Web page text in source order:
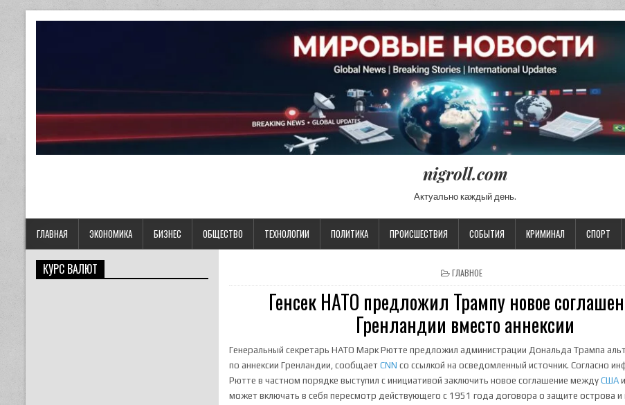
nigroll.com
Актуально каждый день.
ГЛАВНАЯ ЭКОНОМИКА БИЗНЕС ОБЩЕСТВО ТЕХНОЛОГИИ ПОЛИТИКА ПРОИСШЕСТВИЯ СОБЫТИЯ КРИМИНАЛ СПОРТ
POSTED IN
ГЛАВНОЕ
Генсек НАТО предложил Трампу новое
Гренландии вместо аннексии
Генеральный секретарь НАТО Марк Рютте предложил администрации Дональда Трампа
по аннексии Гренландии, сообщаетCNN со ссылкой на осведомленный источник. Согласно
Рютте в частном порядке выступил с инициативой заключить новое соглашение междуСША
может включать в себя пересмотр действующего с 1951 года договора о защите острова и
КУРС ВАЛЮТ